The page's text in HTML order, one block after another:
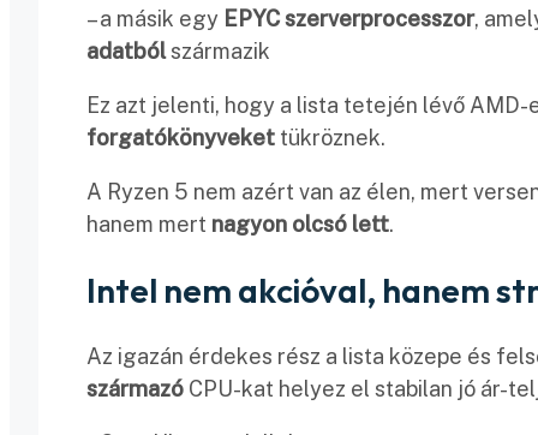
– a másik egy EPYC szerverprocesszor,
adatbólszármazik
Ez azt jelenti, hogy a lista tetején lévő
forgatókönyveket tükröznek.
A Ryzen 5 nem azért van az élen, mert
hanem mert nagyon olcsó lett.
Intel nem akcióval, hanem
Az igazán érdekes rész a lista közepe és
származó CPU-kat helyez el stabilan jó ár-